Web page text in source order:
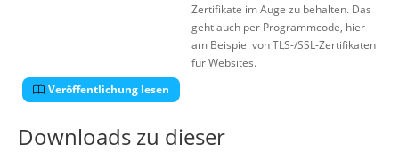
Zertifikate im Auge zu behalten. Das
geht auch per Programmcode, hier
am Beispiel von TLS-/SSL-Zertifikaten
für Websites.
Veröffentlichung lesen
Downloads zu dieser